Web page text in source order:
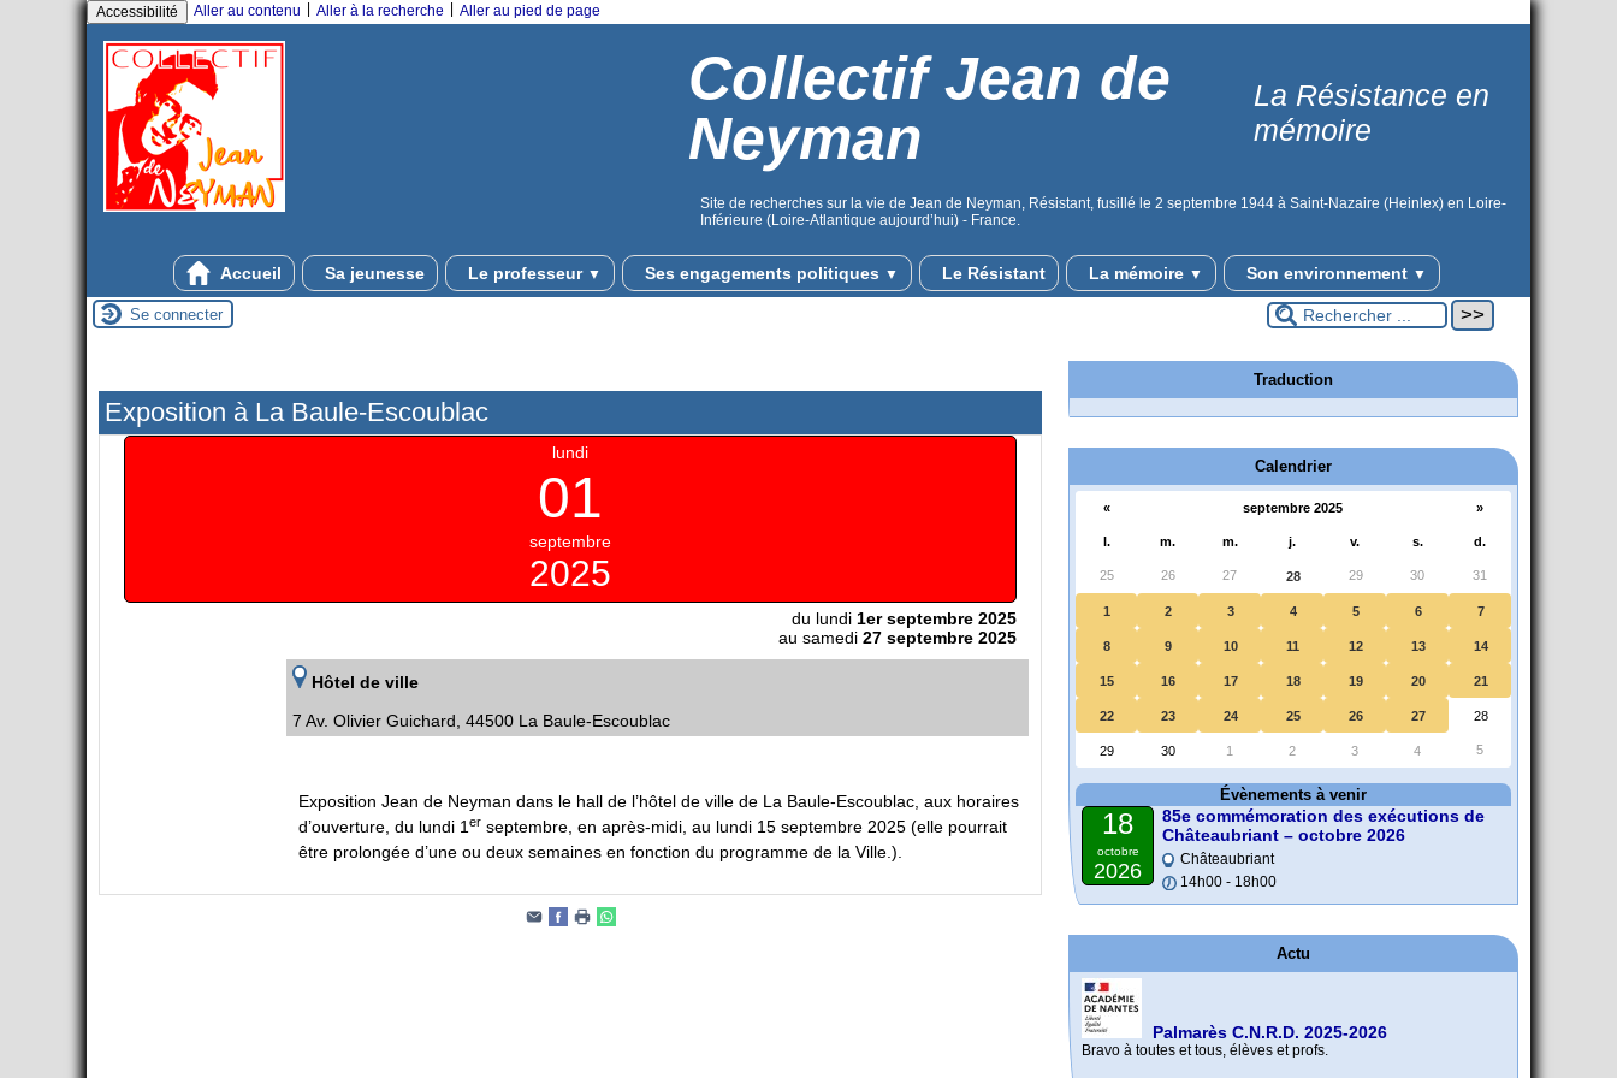
Accessibilité Aller au contenu Aller à la recherche Aller au pied de page
Collectif Jean de
Neyman
La Résistance en
mémoire
Site de recherches sur la vie de Jean de Neyman, Résistant, fusillé le 2 septembre 1944 à Saint-Nazaire (Heinlex) en Loire-
Inférieure (Loire-Atlantique aujourd’hui) - France.
Accueil Sa jeunesse Le professeur ▼ Ses engagements politiques ▼ Le Résistant La mémoire ▼ Son environnement ▼
Se connecter
Exposition à La Baule-Escoublac
lundi
01
septembre
2025
du lundi 1er septembre 2025
au samedi 27 septembre 2025
Hôtel de ville
7 Av. Olivier Guichard, 44500 La Baule-Escoublac
Exposition Jean de Neyman dans le hall de l’hôtel de ville de La Baule-Escoublac, aux horaires
d’ouverture, du lundi 1 er septembre, en après-midi, au lundi 15 septembre 2025 (elle pourrait
être prolongée d’une ou deux semaines en fonction du programme de la Ville.).
Traduction
Calendrier
« septembre 2025 »
l. m. m. j. v. s. d.
25 26 27 28 29 30 31
1 2 3 4 5 6 7
8 9 10 11 12 13 14
15 16 17 18 19 20 21
22 23 24 25 26 27 28
29 30 1 2 3 4 5
Évènements à venir
18
octobre
2026
85e commémoration des exécutions de
Châteaubriant – octobre 2026
Châteaubriant
14h00 - 18h00
Actu
Palmarès C.N.R.D. 2025-2026
Bravo à toutes et tous, élèves et profs.